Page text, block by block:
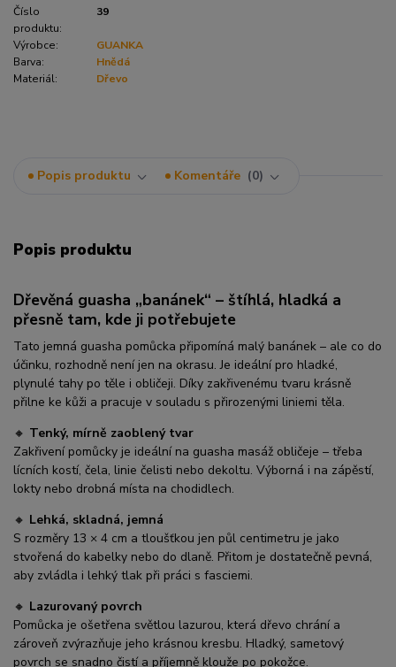
Číslo
produktu:
39
Výrobce:
GUANKA
Barva:
Hnědá
Materiál:
Dřevo
Popis produktu Komentáře 0
Popis produktu
Dřevěná guasha „banánek“ – štíhlá, hladká a
přesně tam, kde ji potřebujete
Tato jemná guasha pomůcka připomíná malý banánek – ale co do
účinku, rozhodně není jen na okrasu. Je ideální pro hladké,
plynulé tahy po těle i obličeji. Díky zakřivenému tvaru krásně
přilne ke kůži a pracuje v souladu s přirozenými liniemi těla.
🔸 Tenký, mírně zaoblený tvar
Zakřivení pomůcky je ideální na guasha masáž obličeje – třeba
lícních kostí, čela, linie čelisti nebo dekoltu. Výborná i na zápěstí,
lokty nebo drobná místa na chodidlech.
🔸 Lehká, skladná, jemná
S rozměry 13 × 4 cm a tloušťkou jen půl centimetru je jako
stvořená do kabelky nebo do dlaně. Přitom je dostatečně pevná,
aby zvládla i lehký tlak při práci s fasciemi.
🔸 Lazurovaný povrch
Pomůcka je ošetřena světlou lazurou, která dřevo chrání a
zároveň zvýrazňuje jeho krásnou kresbu. Hladký, sametový
povrch se snadno čistí a příjemně klouže po pokožce.